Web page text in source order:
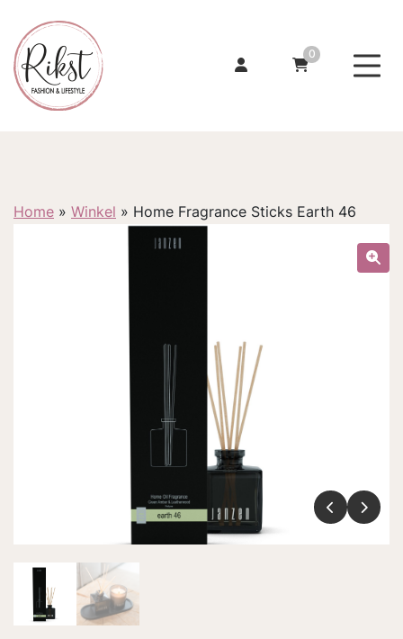
0
Home » Winkel » Home Fragrance Sticks Earth 46